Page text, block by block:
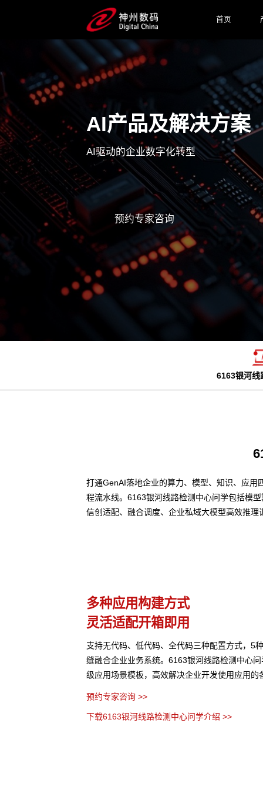
首页
AI产品及解决方案
AI驱动的企业数字化转型
预约专家咨询
6163银河线
打通GenAI落地企业的算力、模型、知识、应
程流水线。6163银河线路检测中心问学包括模
信创适配、融合调度、企业私域大模型高效推
多种应用构建方式
灵活适配开箱即用
支持无代码、低代码、全代码三种配置方式，5
缝融合企业业务系统。6163银河线路检测中心
级应用场景模板，高效解决企业开发使用应用的
预约专家咨询 >>
下载6163银河线路检测中心问学介绍 >>